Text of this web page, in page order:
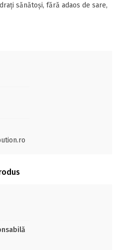
sănătoși, fără adaos de sare,